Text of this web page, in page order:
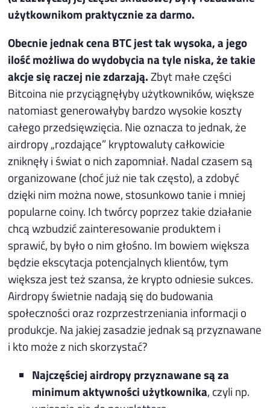
użytkownikom praktycznie za darmo.
Obecnie jednak cena BTC jest tak wysoka, a jego
ilość możliwa do wydobycia na tyle niska, że takie
akcje się raczej nie zdarzają.Zbyt małe części
Bitcoina nie przyciągnęłyby użytkowników, większe
natomiast generowałyby bardzo wysokie koszty
całego przedsięwzięcia. Nie oznacza to jednak, że
airdropy „rozdające” kryptowaluty całkowicie
zniknęły i świat o nich zapomniał. Nadal czasem są
organizowane (choć już nie tak często), a zdobyć
dzięki nim można nowe, stosunkowo tanie i mniej
popularne coiny. Ich twórcy poprzez takie działanie
chcą wzbudzić zainteresowanie produktem i
sprawić, by było o nim głośno. Im bowiem większa
będzie ekscytacja potencjalnych klientów, tym
większa jest też szansa, że krypto odniesie sukces.
Airdropy świetnie nadają się do budowania
społeczności oraz rozprzestrzeniania informacji o
produkcje. Na jakiej zasadzie jednak są przyznawane
i kto może z nich skorzystać?
Najczęściej airdropy przyznawane są za
minimum aktywności użytkownika, czyli np.